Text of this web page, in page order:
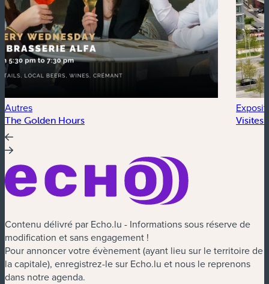
Autres
The Golden Hours Visites
Contenu délivré par Echo.lu - Informations sous réserve de
modification et sans engagement !
Pour annoncer votre évènement (ayant lieu sur le territoire de
la capitale), enregistrez-le sur Echo.lu et nous le reprenons
dans notre agenda.